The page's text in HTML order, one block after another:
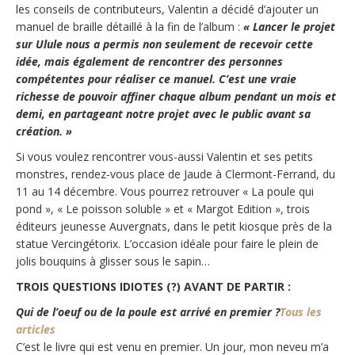
les conseils de contributeurs, Valentin a décidé d’ajouter un
manuel de braille détaillé à la fin de l’album : « Lancer le projet
sur Ulule nous a permis non seulement de recevoir cette
idée, mais également de rencontrer des personnes
compétentes pour réaliser ce manuel. C’est une vraie
richesse de pouvoir affiner chaque album pendant un mois et
demi, en partageant notre projet avec le public avant sa
création. »
Si vous voulez rencontrer vous-aussi Valentin et ses petits
monstres, rendez-vous place de Jaude à Clermont-Ferrand, du
11 au 14 décembre. Vous pourrez retrouver « La poule qui
pond », « Le poisson soluble » et « Margot Edition », trois
éditeurs jeunesse Auvergnats, dans le petit kiosque près de la
statue Vercingétorix. L’occasion idéale pour faire le plein de
jolis bouquins à glisser sous le sapin…
TROIS QUESTIONS IDIOTES (?) AVANT DE PARTIR :
Qui de l’oeuf ou de la poule est arrivé en premier ?Tous les
articles
C’est le livre qui est venu en premier. Un jour, mon neveu m’a